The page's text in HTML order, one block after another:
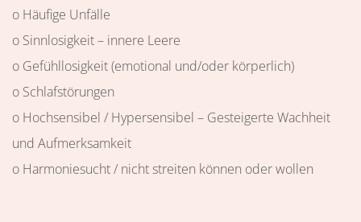
o Häufige Unfälle
o Sinnlosigkeit – innere Leere
o Gefühllosigkeit (emotional und/oder körperlich)
o Schlafstörungen
o Hochsensibel / Hypersensibel – Gesteigerte Wachheit
und Aufmerksamkeit
o Harmoniesucht / nicht streiten können oder wollen